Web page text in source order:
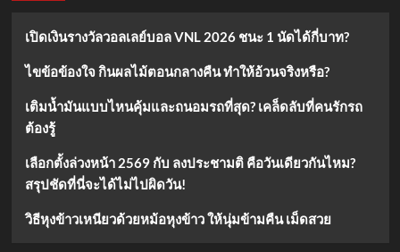
เปิดเงินรางวัลวอลเลย์บอล VNL 2026 ชนะ 1 นัดได้กี่บาท?
ไขข้อข้องใจ กินผลไม้ตอนกลางคืน ทำให้อ้วนจริงหรือ?
เติมน้ำมันแบบไหนคุ้มและถนอมรถที่สุด? เคล็ดลับที่คนรักรถ
ต้องรู้
เลือกตั้งล่วงหน้า 2569 กับ ลงประชามติ คือวันเดียวกันไหม?
สรุปชัดที่นี่จะได้ไม่ไปผิดวัน!
วิธีหุงข้าวเหนียวด้วยหม้อหุงข้าว ให้นุ่มข้ามคืน เม็ดสวย